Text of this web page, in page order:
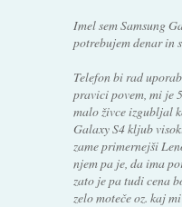
Imel sem Samsung
potrebujem denar in
Telefon bi rad
pravici povem, mi je
malo živce izgubljal
Galaxy S4 kljub
zame primernejši
njem pa je, da ima
zato je pa tudi cena
zelo moteče oz. kaj